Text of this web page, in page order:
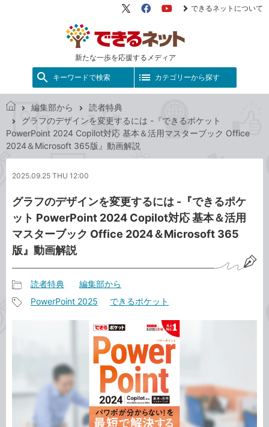
新たな一歩を応援するメディア
X（旧
FacebookYouTube
できるネットについて
キーワードで検索 カテゴリーから探す
き
る
ト
編集部から
読者特典
グラフのデザインを変更するには -『できるポケット
PowerPoint 2024 Copilot対応 基本＆活用マスターブック Office
2024＆Microsoft 365版』動画解説
2025.09.25 THU 12:00
グラフのデザインを変更するには -『できるポケ
ット PowerPoint 2024 Copilot対応 基本＆活用
マスターブック Office 2024＆Microsoft 365
版』動画解説
事
読者特典 編集部から
PowerPoint 2025 できるポケット